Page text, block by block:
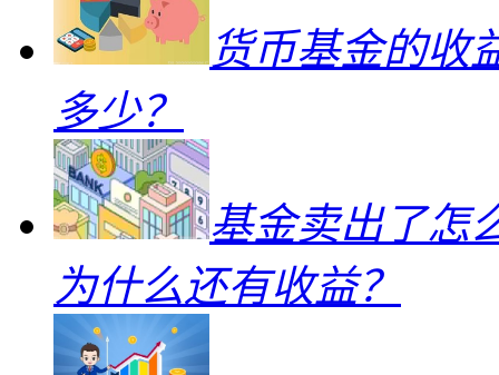
货币基金的收
多少？
基金卖出了怎
为什么还有收益？